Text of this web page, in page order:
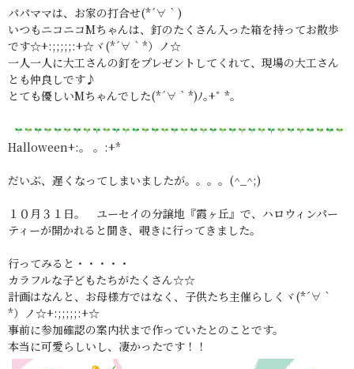
パパママは、お家の打合せ(*´∀｀)
いつもニコニコMちゃんは、釘のたくさん入った箱を持ってお散歩
です☆+:;;;;;:+☆ヾ(*´∀｀*）ノ☆
一人一人に大工さんの釘をプレゼントしてくれて、現場の大工さん
とも仲良しです♪
とても優しいMちゃんでした(*´∀｀*)ﾉ｡+ﾟ *｡
Halloween+:。 。:+*
だいぶ、遅くなってしまいましたが。。。。(^_^;)
１０月３１日。 ユーセイの分譲地『霞ヶ丘』で、ハロウィンパー
ティーが開かれると聞き、覗きに行ってきました。
行ってみると・・・・・
カラフルな子どもたちがたくさん☆☆
計画はなんと、お母様方ではなく、子供たち主催らしくヾ(*´∀｀
*）ノ☆+:;;;;;:+☆
事前に参加確認の案内状まで作っていたとのことです。
本当に可愛らしいし、凄かったです！！